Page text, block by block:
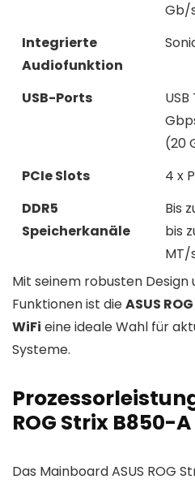
Gb/
Integrierte
Audiofunktion
USB-Ports
(20
PCIe Slots
4 x
DDR5
Speicherkanäle
Bis
bis
MT/
Mit seinem robusten Design
Funktionen ist dieASUS
WiFi eine ideale Wahl für
Systeme.
ROG Strix B850-
Das Mainboard ASUS ROG